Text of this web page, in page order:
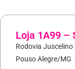
Loja 1A99 –
Rodovia Juscelino
Pouso Alegre/MG